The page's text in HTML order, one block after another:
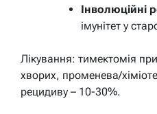
Інволюційні
імунітет у
Лікування: тимектомія
хворих, променева/
рецидиву – 10-30%.